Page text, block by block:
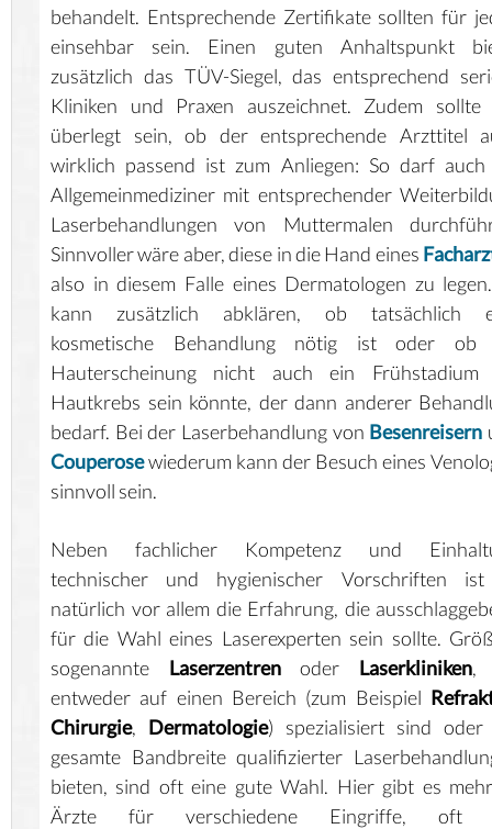
behandelt. Entsprechende Zertifikate sollten für
einsehbar sein. Einen guten Anhaltspunkt
zusätzlich das TÜV-Siegel, das entsprechend
Kliniken und Praxen auszeichnet. Zudem sollte
überlegt sein, ob der entsprechende Arzttitel
wirklich passend ist zum Anliegen: So darf auch
Allgemeinmediziner mit entsprechender
Laserbehandlungen von Muttermalen
Sinnvoller wäre aber, diese in die Hand eines
also in diesem Falle eines Dermatologen zu
kann zusätzlich abklären, ob tatsächlich
kosmetische Behandlung nötig ist oder ob
Hauterscheinung nicht auch ein
Hautkrebs sein könnte, der dann anderer
bedarf. Bei der Laserbehandlung von Besenreisern
Couperosewiederum kann der Besuch eines
sinnvoll sein.
Neben fachlicher Kompetenz und
technischer und hygienischer Vorschriften
natürlich vor allem die Erfahrung, die
für die Wahl eines Laserexperten sein sollte.
sogenannte Laserzentrenoder Laserkliniken,
entweder auf einen Bereich (zum Beispiel
Chirurgie, Dermatologie) spezialisiert sind oder
gesamte Bandbreite qualifizierter
bieten, sind oft eine gute Wahl. Hier gibt es
Ärzte für verschiedene Eingriffe, oft